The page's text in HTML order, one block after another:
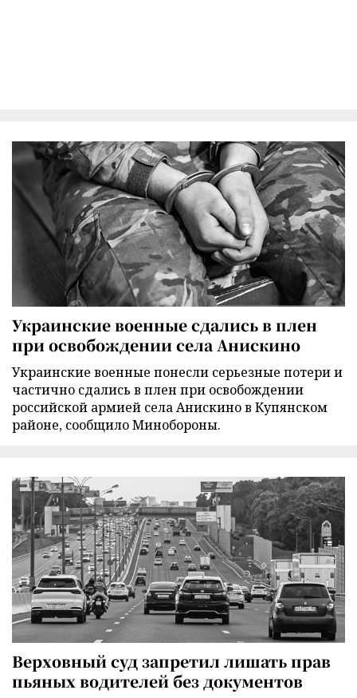
Украинские военные сдались в плен
при освобождении села Анискино
Украинские военные понесли серьезные потери и
частично сдались в плен при освобождении
российской армией села Анискино в Купянском
районе, сообщило Минобороны.
Верховный суд запретил лишать прав
пьяных водителей без документов